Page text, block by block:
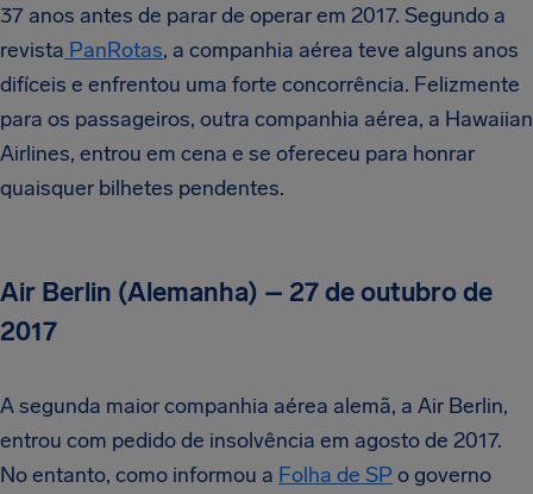
37 anos antes de parar de operar em 2017. Segundo a
revista PanRotas, a companhia aérea teve alguns anos
difíceis e enfrentou uma forte concorrência. Felizmente
para os passageiros, outra companhia aérea, a Hawaiian
Airlines, entrou em cena e se ofereceu para honrar
quaisquer bilhetes pendentes.
Air Berlin (Alemanha) – 27 de outubro de
2017
A segunda maior companhia aérea alemã, a Air Berlin,
entrou com pedido de insolvência em agosto de 2017.
No entanto, como informou a Folha de SP o governo